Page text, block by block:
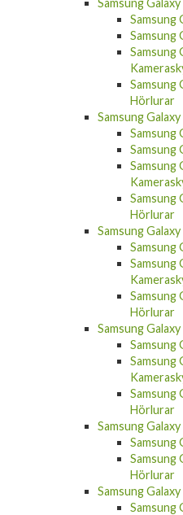
Samsung
Samsung
Samsung
Samsung
Hörlurar
Samsung Galaxy
Samsung
Samsung
Samsung
Samsung
Hörlurar
Samsung Galaxy
Samsung
Samsung
Samsung
Hörlurar
Samsung
Samsung
Samsung
Samsung
Hörlurar
Samsung
Samsung
Samsung
Hörlurar
Samsung
Samsung